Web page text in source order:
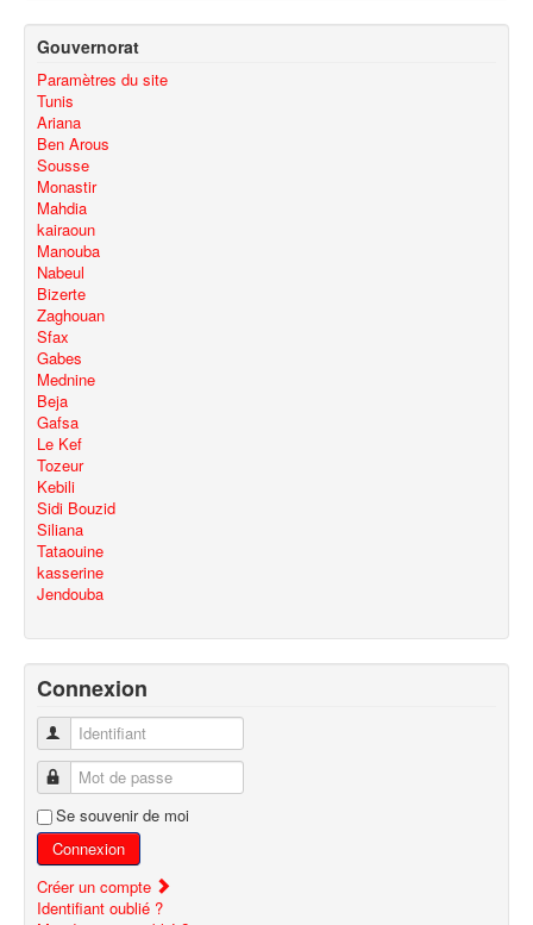
Gouvernorat
Paramètres du site
Tunis
Ariana
Ben Arous
Sousse
Monastir
Mahdia
kairaoun
Manouba
Nabeul
Bizerte
Zaghouan
Sfax
Gabes
Mednine
Beja
Gafsa
Le Kef
Tozeur
Kebili
Sidi Bouzid
Siliana
Tataouine
kasserine
Jendouba
Connexion
Identifiant
Mot de passe
Se souvenir de moi
Connexion
Créer un compte
Identifiant oublié ?